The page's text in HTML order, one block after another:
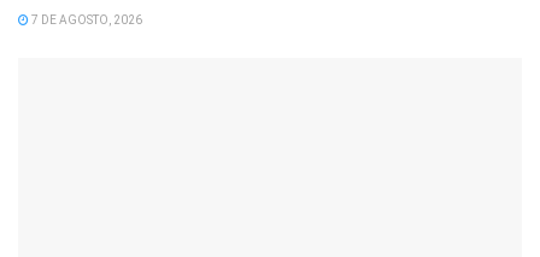
7 DE AGOSTO, 2026